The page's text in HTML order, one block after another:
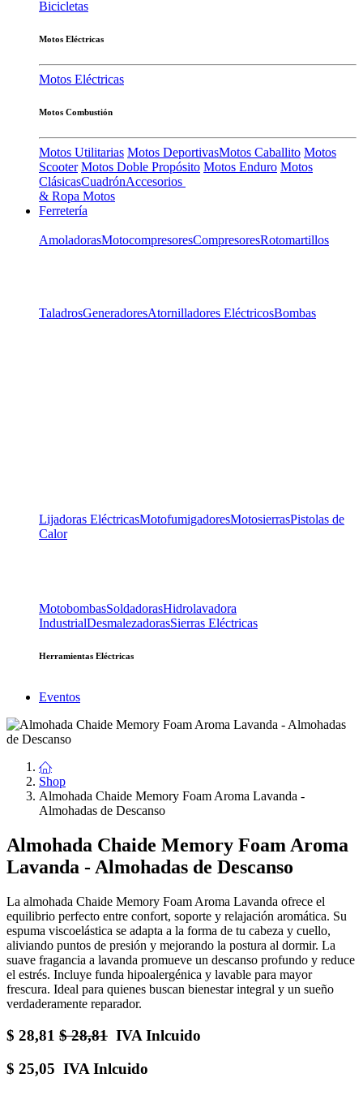
Bicicletas
Motos Eléctricas
Motos Eléctricas
Motos Combustión
Motos Utilitarias Motos DeportivasMotos Caballito Motos
Scooter Motos Doble Propósito Motos Enduro Motos
ClásicasCuadrónAccesorios
& Ropa Motos
Ferretería
AmoladorasMotocompresoresCompresoresRotomartillos
TaladrosGeneradoresAtornilladores EléctricosBombas
Lijadoras EléctricasMotofumigadoresMotosierrasPistolas de
Calor
MotobombasSoldadorasHidrolavadora
IndustrialDesmalezadorasSierras Eléctricas
Herramientas Eléctricas
Eventos
Shop
Almohada Chaide Memory Foam Aroma Lavanda -
Almohadas de Descanso
Almohada Chaide Memory Foam Aroma
Lavanda - Almohadas de Descanso
La almohada Chaide Memory Foam Aroma Lavanda ofrece el
equilibrio perfecto entre confort, soporte y relajación aromática. Su
espuma viscoelástica se adapta a la forma de tu cabeza y cuello,
aliviando puntos de presión y mejorando la postura al dormir. La
suave fragancia a lavanda promueve un descanso profundo y reduce
el estrés. Incluye funda hipoalergénica y lavable para mayor
frescura. Ideal para quienes buscan bienestar integral y un sueño
verdaderamente reparador.
$ 28,81 $28,81 IVA Inlcuido
$ 25,05 IVA Inlcuido